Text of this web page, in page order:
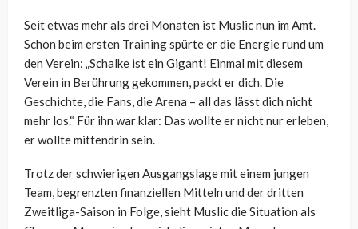
Seit etwas mehr als drei Monaten ist Muslic nun im Amt.
Schon beim ersten Training spürte er die Energie rund um
den Verein: „Schalke ist ein Gigant! Einmal mit diesem
Verein in Berührung gekommen, packt er dich. Die
Geschichte, die Fans, die Arena – all das lässt dich nicht
mehr los.“ Für ihn war klar: Das wollte er nicht nur erleben,
er wollte mittendrin sein.
Trotz der schwierigen Ausgangslage mit einem jungen
Team, begrenzten finanziellen Mitteln und der dritten
Zweitliga-Saison in Folge, sieht Muslic die Situation als